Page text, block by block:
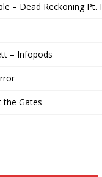
– Dead Reckoning Pt. I
– Infopods
the Gates